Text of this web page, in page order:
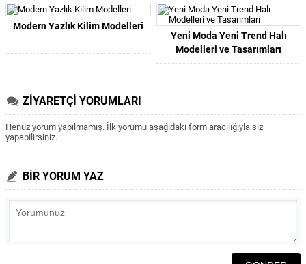
Modern Yazlık Kilim Modelleri
Yeni Moda Yeni Trend Halı
Modelleri ve Tasarımları
ZİYARETÇİ YORUMLARI
Henüz yorum yapılmamış. İlk yorumu aşağıdaki form aracılığıyla siz
yapabilirsiniz.
BİR YORUM YAZ